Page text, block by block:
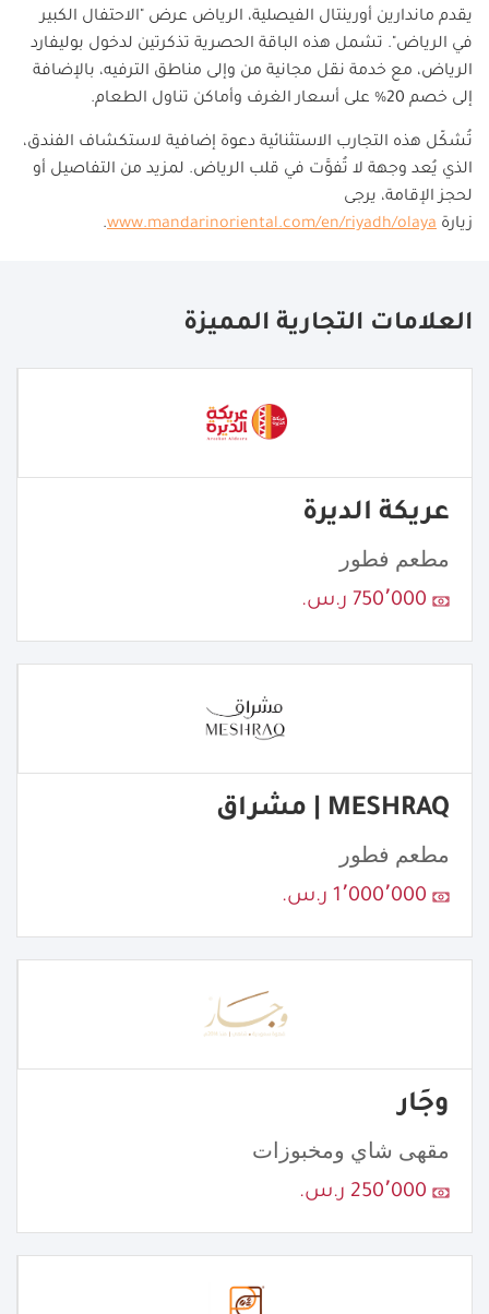
يقدم ماندارين أورينتال الفيصلية، الرياض عرض "الاحتفال الكبير
في الرياض". تشمل هذه الباقة الحصرية تذكرتين لدخول بوليفارد
الرياض، مع خدمة نقل مجانية من وإلى مناطق الترفيه، بالإضافة
إلى خصم 20% على أسعار الغرف وأماكن تناول الطعام
.
تُشكّل هذه التجارب الاستثنائية دعوة إضافية لاستكشاف الفندق،
الذي يُعد وجهة لا تُفوَّت في قلب الرياض. لمزيد من التفاصيل أو
لحجز الإقامة، يرجى
زيارة www.mandarinoriental.com/en/riyadh/olaya
.
العلامات التجارية المميزة
عريكة الديرة
مطعم فطور
750٬000 ر.س.
MESHRAQ | مشراق
مطعم فطور
1٬000٬000 ر.س.
وجَار
مقهى شاي ومخبوزات
250٬000 ر.س.